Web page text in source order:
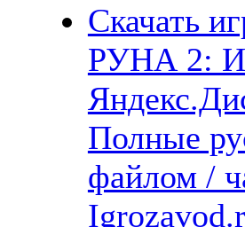
Скачать
РУНА 2:
Полные
файлом /